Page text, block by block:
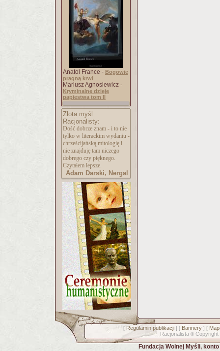
Anatol France - Bogowie
pragną krwi
Mariusz Agnosiewicz -
Kryminalne dzieje
papiestwa tom II
Złota myśl
Racjonalisty:
Dość dobrze znam - i to nie
tylko w literackim wydaniu -
chrześcijańską mitologię i
nie znajduję tam niczego
dobrego czy pięknego.
Czytałem lepsze.
Adam Darski, Nergal
[ Regulamin publikacji] [ Bannery] [
Racjonalista © Copyright
Fundacja Wolnej Myśli,